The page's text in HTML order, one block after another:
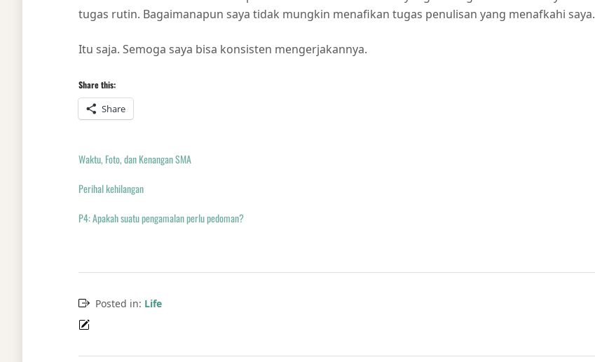
tugas rutin. Bagaimanapun saya tidak mungkin menafikan tugas penulisan yang menafkahi saya.
Itu saja. Semoga saya bisa konsisten mengerjakannya.
Share this:
Share
Waktu, Foto, dan Kenangan SMA
Perihal kehilangan
P4: Apakah suatu pengamalan perlu pedoman?
Posted in: Life